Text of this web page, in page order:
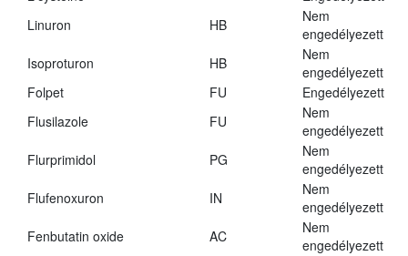
Linuron
HB
Nem
engedélyezett
Isoproturon
HB
Nem
engedélyezett
Folpet
FU
Engedélyezett
Flusilazole
FU
Nem
engedélyezett
Flurprimidol
PG
Nem
engedélyezett
Flufenoxuron
IN
Nem
engedélyezett
Fenbutatin oxide
AC
Nem
engedélyezett